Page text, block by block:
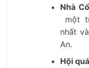
Nhà
một
nhất
An.
Hội